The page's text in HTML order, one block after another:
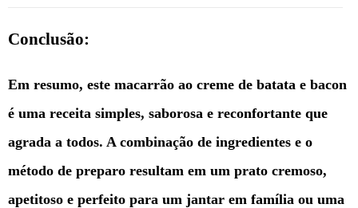
Conclusão:
Em resumo, este macarrão ao creme de batata e bacon
é uma receita simples, saborosa e reconfortante que
agrada a todos. A combinação de ingredientes e o
método de preparo resultam em um prato cremoso,
apetitoso e perfeito para um jantar em família ou uma